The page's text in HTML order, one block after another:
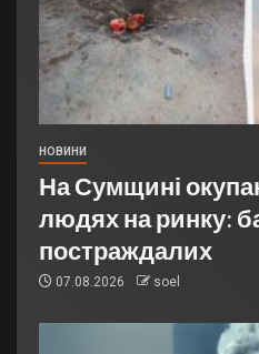
НОВИНИ
На Сумщині
людях на ринку:
постраждалих
07.08.2026 soel